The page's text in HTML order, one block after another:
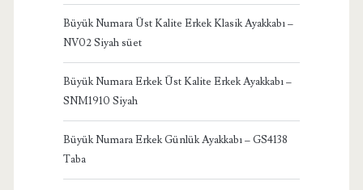
Büyük Numara Üst Kalite Erkek Klasik Ayakkabı –
NV02 Siyah süet
Büyük Numara Erkek Üst Kalite Erkek Ayakkabı –
SNM1910 Siyah
Büyük Numara Erkek Günlük Ayakkabı – GS4138
Taba